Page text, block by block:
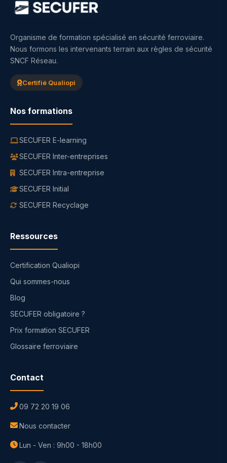
Organisme de formation spécialisé en sécurité ferroviaire.
Nous formons les intervenants terrain aux règles de sécurité
SNCF Réseau.
Certifié Qualiopi
Nos formations
SECUFER E-learning
SECUFER Inter-entreprises
SECUFER Intra-entreprise
SECUFER Initial
SECUFER Recyclage
Ressources
Certification Qualiopi
Qui sommes-nous
Blog
SECUFER obligatoire ?
Prix formation SECUFER
Glossaire ferroviaire
Contact
09 72 20 19 06
Nous contacter
Lun - Ven : 9h00 - 18h00